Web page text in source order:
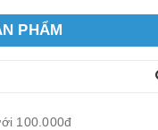
PHẨM
100.000đ